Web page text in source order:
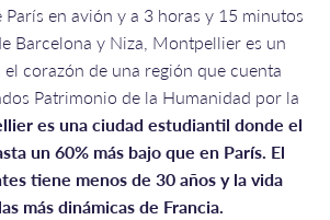
París en avión y a 3 horas y 15 minutos
Barcelona y Niza, Montpellier es un
corazón de una región que cuenta
Patrimonio de la Humanidad por la
es una ciudad estudiantil donde el
un 60% más bajo que en París. El
tiene menos de 30 años y la vida
más dinámicas de Francia.